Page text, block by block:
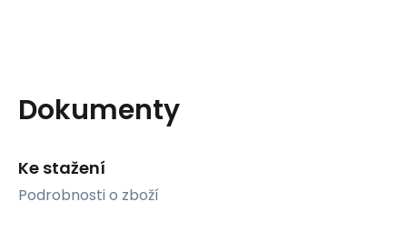
Dokumenty
Ke stažení
Podrobnosti o zboží